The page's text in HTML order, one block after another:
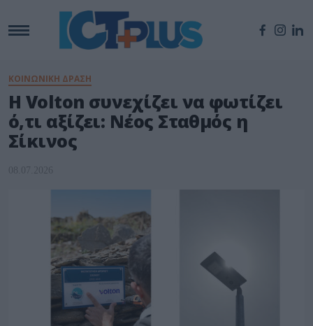
ΚΟΙΝΩΝΙΚΗ ΔΡΑΣΗ
Η Volton συνεχίζει να φωτίζει
ό,τι αξίζει: Νέος Σταθμός η
Σίκινος
08.07.2026